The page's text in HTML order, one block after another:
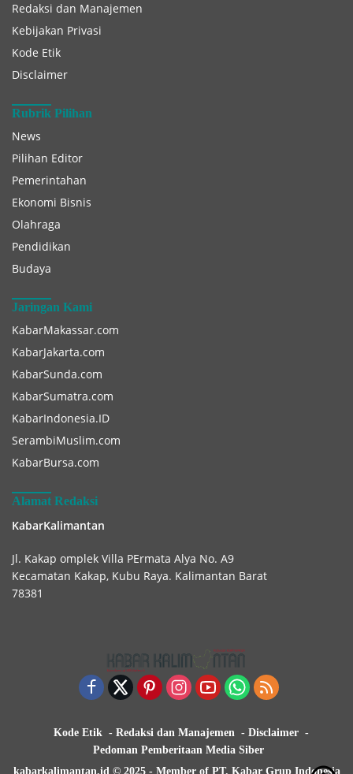
Redaksi dan Manajemen
Kebijakan Privasi
Kode Etik
Disclaimer
Rubrik Pilihan
News
Pilihan Editor
Pemerintahan
Ekonomi Bisnis
Olahraga
Pendidikan
Budaya
Jaringan Kami
KabarMakassar.com
KabarJakarta.com
KabarSunda.com
KabarSumatra.com
KabarIndonesia.ID
SerambiMuslim.com
KabarBursa.com
Alamat Redaksi
KabarKalimantan
Jl. Kakap omplek Villa PErmata Alya No. A9
Kecamatan Kakap, Kubu Raya. Kalimantan Barat
78381
Kode Etik Redaksi dan Manajemen
Disclaimer
Pedoman Pemberitaan Media Siber
kabarkalimantan.id © 2025 - Member of PT. Kabar Grup Indonesia